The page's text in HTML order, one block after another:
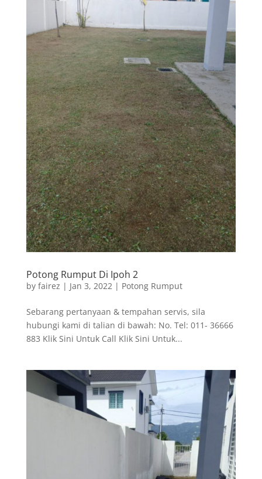
Potong Rumput Di Ipoh 2
by fairez | Jan 3, 2022| Potong Rumput
Sebarang pertanyaan & tempahan servis, sila
hubungi kami di talian di bawah: No. Tel: 011- 36666
883 Klik Sini Untuk Call Klik Sini Untuk...